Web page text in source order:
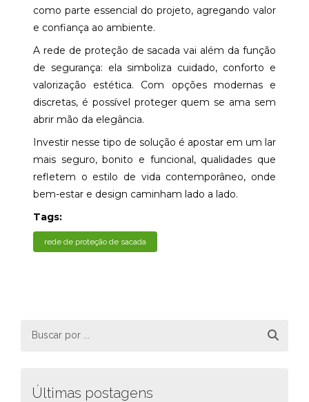
como parte essencial do projeto, agregando valor
e confiança ao ambiente.
A rede de proteção de sacada vai além da função
de segurança: ela simboliza cuidado, conforto e
valorização estética. Com opções modernas e
discretas, é possível proteger quem se ama sem
abrir mão da elegância.
Investir nesse tipo de solução é apostar em um lar
mais seguro, bonito e funcional, qualidades que
refletem o estilo de vida contemporâneo, onde
bem-estar e design caminham lado a lado.
Tags:
rede de proteção de sacada
Últimas postagens